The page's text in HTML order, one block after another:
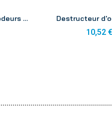
Destructeur d'odeurs King aérosol 750ml
10,52 €